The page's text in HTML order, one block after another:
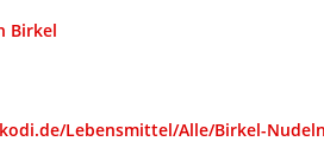
Birkel
Lebensmittel/Alle/Birkel-